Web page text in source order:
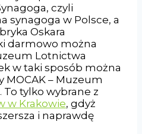
czyli
synagoga w Polsce, a
Oskara
darmowo można
Lotnictwa
w taki sposób można
– Muzeum
To tylko wybrane z
w Krakowie, gdyż
i naprawdę